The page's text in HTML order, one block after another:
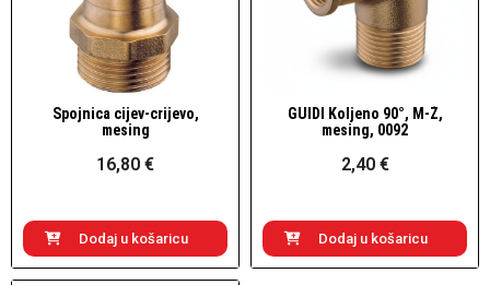
Brzi pogled
Spojnica cijev-crijevo,
mesing
16,80 €
Dodaj u košaricu
Brzi pogled
GUIDI Koljeno 90°, M-Ž,
mesing, 0092
2,40 €
Dodaj u košaricu